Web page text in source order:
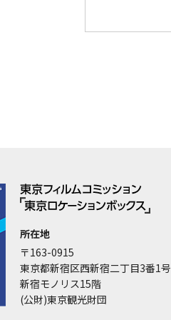
所在地
〒163-0915
東京都新宿区西新宿二丁目3番1号
新宿モノリス15階
(公財)東京観光財団